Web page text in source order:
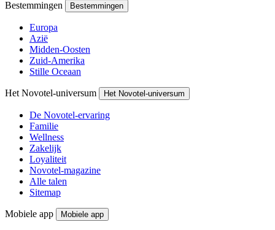
Bestemmingen Bestemmingen
Europa
Azië
Midden-Oosten
Zuid-Amerika
Stille Oceaan
Het Novotel-universum Het Novotel-universum
De Novotel-ervaring
Familie
Wellness
Zakelijk
Loyaliteit
Novotel-magazine
Alle talen
Sitemap
Mobiele app Mobiele app